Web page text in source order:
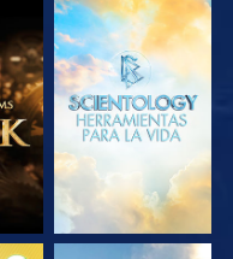
EXPLORA LAS
SERIES